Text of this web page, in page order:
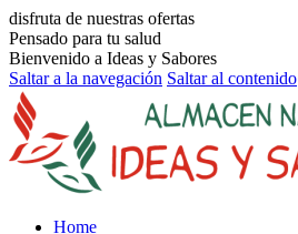
disfruta de nuestras ofertas
Pensado para tu salud
Bienvenido a Ideas y Sabores
Saltar a la navegación Saltar al contenido
Home